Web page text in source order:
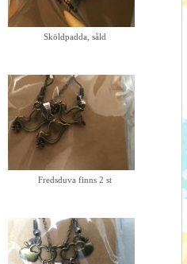
Sköldpadda, såld
Fredsduva finns 2 st